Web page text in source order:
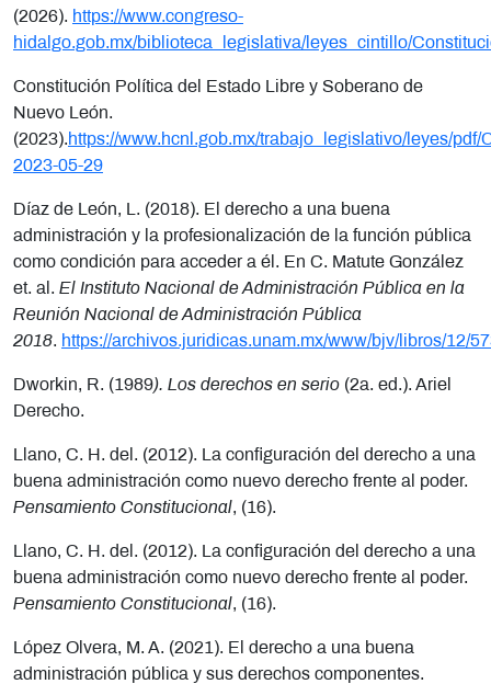
(2026). https://www.congreso-
hidalgo.gob.mx/biblioteca_legislativa/leyes_cintillo/
Constitución Política del Estado Libre y Soberano de
Nuevo León.
(2023). https://www.hcnl.gob.mx/trabajo_legislativo/leyes/
2023-05-29
Díaz de León, L. (2018). El derecho a una buena
administración y la profesionalización de la función pública
como condición para acceder a él. En C. Matute González
et. al. El Instituto Nacional de Administración Pública en la
Reunión Nacional de Administración Pública
2018. https://archivos.juridicas.unam.mx/www/bjv/libros/12/
Dworkin, R. (1989). Los derechos en serio (2a. ed.). Ariel
Derecho.
Llano, C. H. del. (2012). La configuración del derecho a una
buena administración como nuevo derecho frente al poder.
Pensamiento Constitucional, (16).
Llano, C. H. del. (2012). La configuración del derecho a una
buena administración como nuevo derecho frente al poder.
Pensamiento Constitucional, (16).
López Olvera, M. A. (2021). El derecho a una buena
administración pública y sus derechos componentes.